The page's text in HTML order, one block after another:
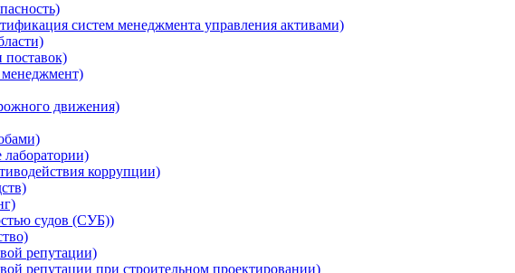
систем менеджмента управления активами)
движения)
коррупции)
судов (СУБ))
репутации)
репутации при строительном проектировании)